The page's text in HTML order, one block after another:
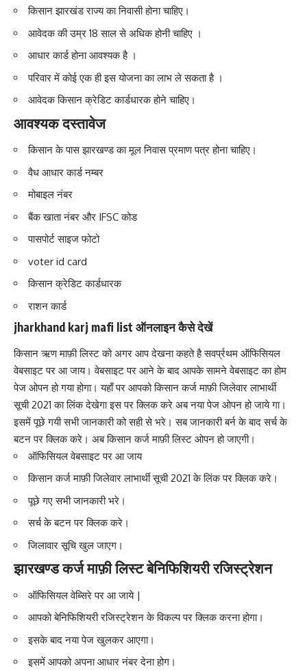
किसान झारखंड राज्य का निवासी होना चाहिए।
आवेदक की उम्र 18 साल से अधिक होनी चाहिए ।
आधार कार्ड होना आवश्यक है ।
परिवार में कोई एक ही इस योजना का लाभ ले सकता है ।
आवेदक किसान क्रेडिट कार्डधारक होने चाहिए।
आवश्यक दस्तावेज
किसान के पास झारखण्ड का मूल निवास प्रमाण पत्र होना चाहिए।
वैध आधार कार्ड नम्बर
मोबाइल नंबर
बैंक खाता नंबर और IFSC कोड
पासपोर्ट साइज फोटो
voter id card
किसान क्रेडिट कार्डधारक
राशन कार्ड
jharkhand karj mafi list ऑनलाइनकैसे देखें
किसान ऋण माफ़ी लिस्ट को अगर आप देखना कहते है सवर्प्रथम ऑफिसियल
वेबसाइट पर आ जाय। वेबसाइट पर आने के बाद आपके सामने वेबसाइट का होम
पेज ओपन हो गया होगा। यहाँ पर आपको किसान कर्ज माफ़ी जिलेवार लाभार्थी
सूची 2021 का लिंक देखेगा इस पर क्लिक करे अब नया पेज ओपन हो जाये गा।
इसमें पूछे गयी सभी जानकारी को सही से भरे। सब जानकारी बर्न के बाद सर्च के
बटन पर क्लिक करे। अब किसान कर्ज माफ़ी लिस्ट ओपन हो जाएगी।
ऑफिसियल वेबसाइट पर आ जाय
किसान कर्ज माफ़ी जिलेवार लाभार्थी सूची 2021 के लिंक पर क्लिक करे।
पूछे गए सभी जानकारी भरे।
सर्च के बटन पर क्लिक करे।
जिलावार सूचि खुल जाएग।
झारखण्ड कर्ज माफ़ी लिस्टबेनिफिशियरी रजिस्ट्रेशन
ऑफिसियल वेब्सिरे पर आ जाये |
आपकोबेनिफिशियरी रजिस्ट्रेशनके विकल्प पर क्लिक करना होगा।
इसके बाद नया पेज खुलकर आएगा।
इसमें आपको अपना आधार नंबर देना होग।